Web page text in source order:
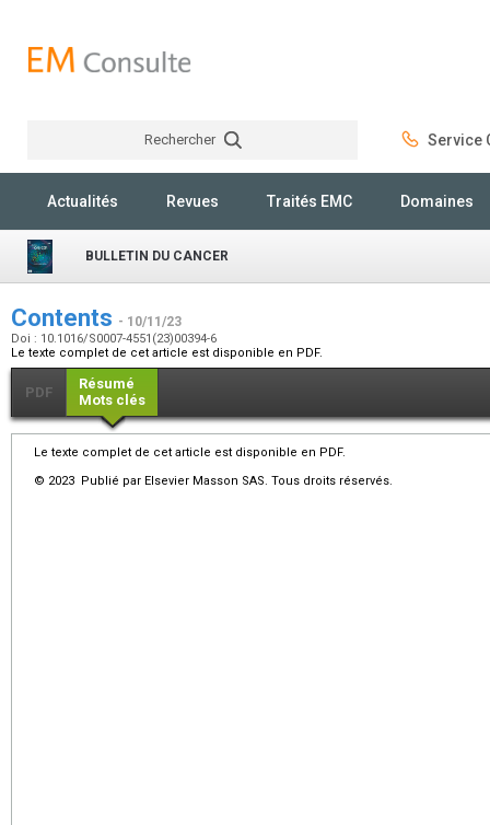
Rechercher Service
Actualités Revues Traités EMC Domaines
BULLETIN DU CANCER
Contents - 10/11/23
Doi : 10.1016/S0007-4551(23)00394-6
Le texte complet de cet article est disponible en PDF.
PDF
Résumé
Mots clés
Le texte complet de cet article est disponible en PDF.
© 2023 Publié par Elsevier Masson SAS. Tous droits réservés.